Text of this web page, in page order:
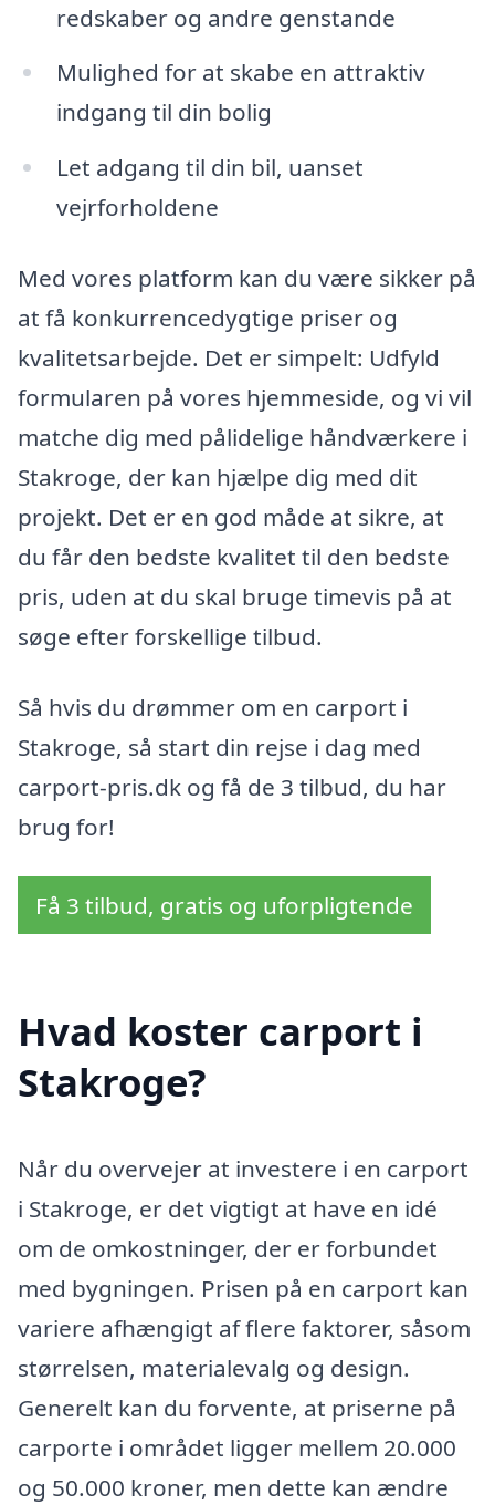
redskaber og andre genstande
Mulighed for at skabe en attraktiv
indgang til din bolig
Let adgang til din bil, uanset
vejrforholdene
Med vores platform kan du være sikker på
at få konkurrencedygtige priser og
kvalitetsarbejde. Det er simpelt: Udfyld
formularen på vores hjemmeside, og vi vil
matche dig med pålidelige håndværkere i
Stakroge, der kan hjælpe dig med dit
projekt. Det er en god måde at sikre, at
du får den bedste kvalitet til den bedste
pris, uden at du skal bruge timevis på at
søge efter forskellige tilbud.
Så hvis du drømmer om en carport i
Stakroge, så start din rejse i dag med
carport-pris.dk og få de 3 tilbud, du har
brug for!
Få 3 tilbud, gratis og uforpligtende
Hvad koster carport i
Stakroge?
Når du overvejer at investere i en carport
i Stakroge, er det vigtigt at have en idé
om de omkostninger, der er forbundet
med bygningen. Prisen på en carport kan
variere afhængigt af flere faktorer, såsom
størrelsen, materialevalg og design.
Generelt kan du forvente, at priserne på
carporte i området ligger mellem 20.000
og 50.000 kroner, men dette kan ændre